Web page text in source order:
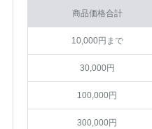
商品価格合計
10,000円まで
30,000円
100,000円
300,000円